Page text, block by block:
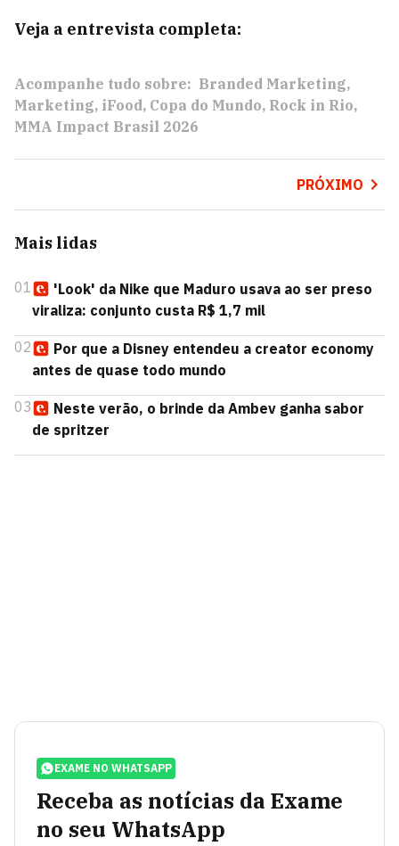
Veja a entrevista completa:
Acompanhe tudo sobre: Branded Marketing
Marketing iFood Copa do Mundo Rock in Rio
MMA Impact Brasil 2026
PRÓXIMO
Mais lidas
01
'Look' da Nike que Maduro usava ao ser preso
viraliza: conjunto custa R$ 1,7 mil
02
Por que a Disney entendeu a creator economy
antes de quase todo mundo
03
Neste verão, o brinde da Ambev ganha sabor
de spritzer
EXAME NO WHATSAPP
Receba as notícias da Exame
no seu WhatsApp